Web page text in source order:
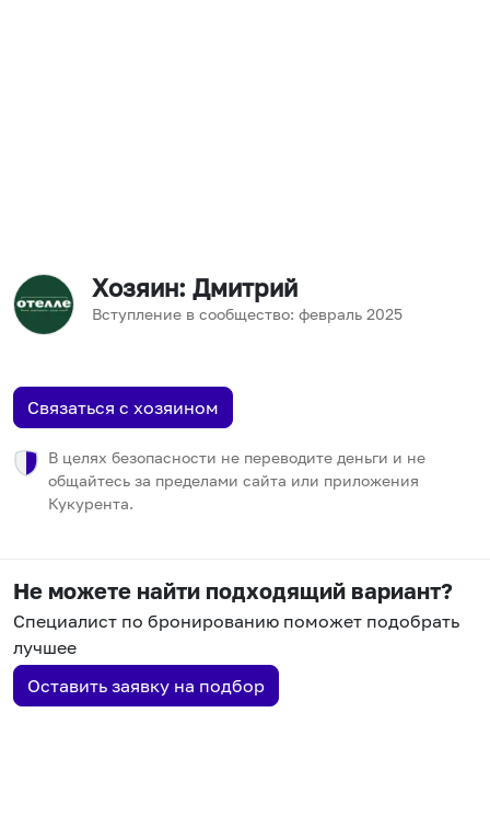
Хозяин: Дмитрий
Вступление в сообщество: февраль 2025
Связаться с хозяином
В целях безопасности не переводите деньги и не
общайтесь за пределами сайта или приложения
Кукурента.
Не можете найти подходящий вариант?
Специалист по бронированию поможет подобрать
лучшее
Оставить заявку на подбор